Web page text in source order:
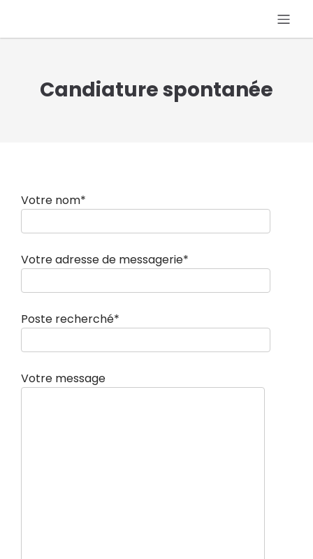
Candiature spontanée
Votre nom*
Votre adresse de messagerie*
Poste recherché*
Votre message